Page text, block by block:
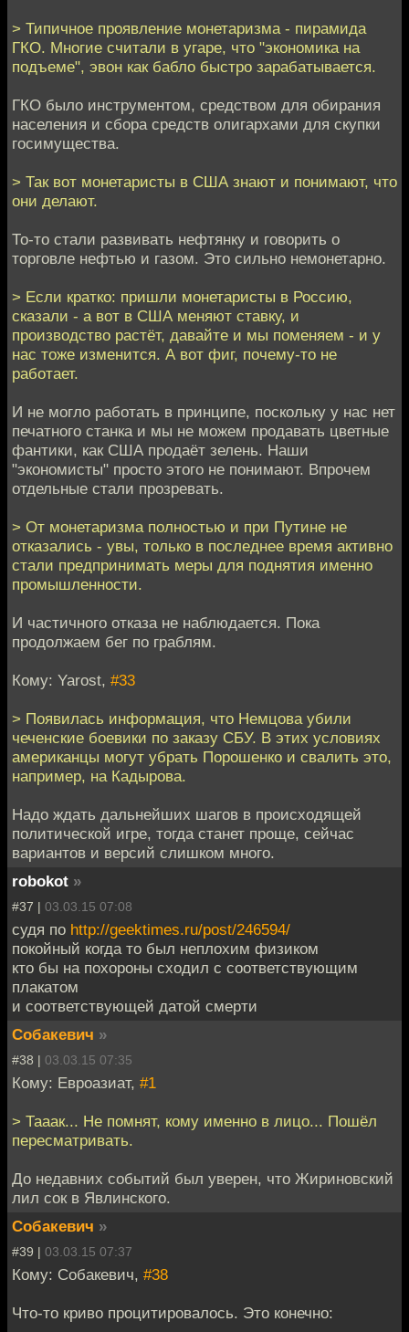
> Типичное проявление монетаризма - пирамида
ГКО. Многие считали в угаре, что "экономика на
подъеме", эвон как бабло быстро зарабатывается.
ГКО было инструментом, средством для обирания
населения и сбора средств олигархами для скупки
госимущества.
> Так вот монетаристы в США знают и понимают, что
они делают.
То-то стали развивать нефтянку и говорить о
торговле нефтью и газом. Это сильно немонетарно.
> Если кратко: пришли монетаристы в Россию,
сказали - а вот в США меняют ставку, и
производство растёт, давайте и мы поменяем - и у
нас тоже изменится. А вот фиг, почему-то не
работает.
И не могло работать в принципе, поскольку у нас нет
печатного станка и мы не можем продавать цветные
фантики, как США продаёт зелень. Наши
"экономисты" просто этого не понимают. Впрочем
отдельные стали прозревать.
> От монетаризма полностью и при Путине не
отказались - увы, только в последнее время активно
стали предпринимать меры для поднятия именно
промышленности.
И частичного отказа не наблюдается. Пока
продолжаем бег по граблям.
Кому: Yarost, #33
> Появилась информация, что Немцова убили
чеченские боевики по заказу СБУ. В этих условиях
американцы могут убрать Порошенко и свалить это,
например, на Кадырова.
Надо ждать дальнейших шагов в происходящей
политической игре, тогда станет проще, сейчас
вариантов и версий слишком много.
robokot »
#37 | 03.03.15 07:08
судя по http://geektimes.ru/post/246594/
покойный когда то был неплохим физиком
кто бы на похороны сходил с соответствующим
плакатом
и соответствующей датой смерти
Собакевич »
#38 | 03.03.15 07:35
Кому: Евроазиат, #1
> Тааак... Не помнят, кому именно в лицо... Пошёл
пересматривать.
До недавних событий был уверен, что Жириновский
лил сок в Явлинского.
Собакевич »
#39 | 03.03.15 07:37
Кому: Собакевич, #38
Что-то криво процитировалось. Это конечно: